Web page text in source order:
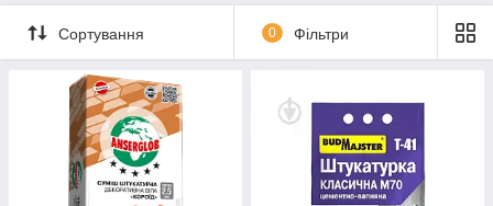
Сортування 0 Фільтри